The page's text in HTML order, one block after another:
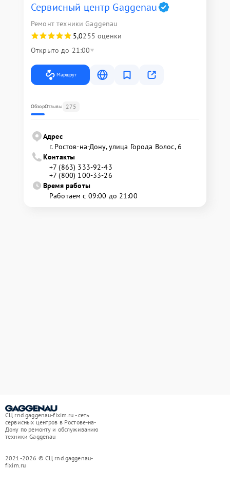
Сервисный центр Gaggenau
Ремонт техники Gaggenau
5,0255 оценки
Открыто до 21:00
Маршрут
ОбзорОтзывы 275
Адрес
г. Ростов-на-Дону, улица Города Волос, 6
Контакты
+7 (863) 333-92-43
+7 (800) 100-33-26
Время работы
Работаем с 09:00 до 21:00
СЦ rnd.gaggenau-fixim.ru - сеть
сервисных центров в Ростове-на-
Дону по ремонту и обслуживанию
техники Gaggenau
2021-2026 © СЦ rnd.gaggenau-
fixim.ru